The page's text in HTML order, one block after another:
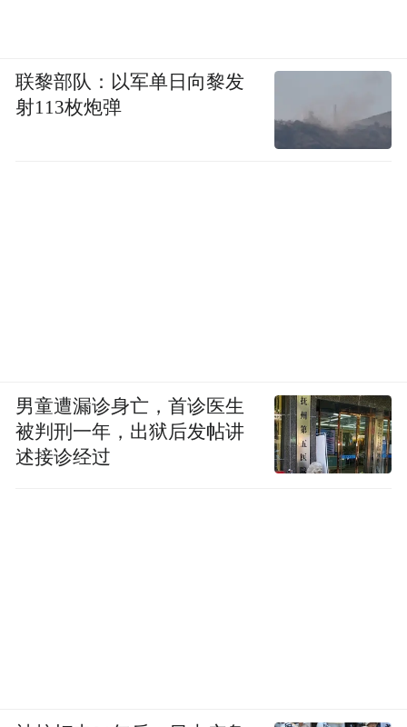
联黎部队：以军单日向黎发
射113枚炮弹
男童遭漏诊身亡，首诊医生
被判刑一年，出狱后发帖讲
述接诊经过